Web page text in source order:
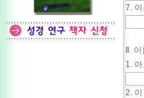
7.
Ⅱ.
1.
2.